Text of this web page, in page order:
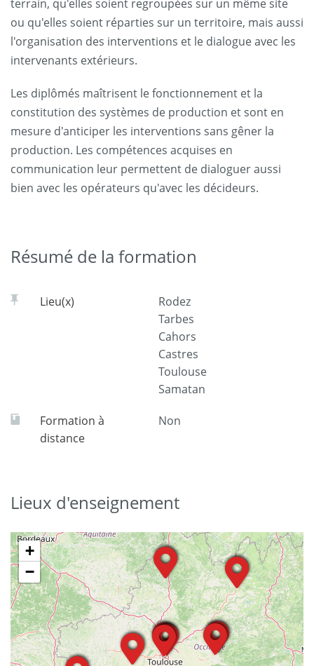
terrain, qu'elles soient regroupées sur un même site
ou qu'elles soient réparties sur un territoire, mais aussi
l'organisation des interventions et le dialogue avec les
intervenants extérieurs.
Les diplômés maîtrisent le fonctionnement et la
constitution des systèmes de production et sont en
mesure d'anticiper les interventions sans gêner la
production. Les compétences acquises en
communication leur permettent de dialoguer aussi
bien avec les opérateurs qu'avec les décideurs.
Résumé de la formation
Lieu(x)
Rodez
Tarbes
Cahors
Castres
Toulouse
Samatan
Formation à
distance
Non
Lieux d'enseignement
+
−